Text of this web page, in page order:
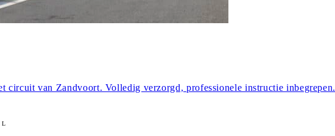
circuit van Zandvoort. Volledig verzorgd, professionele instructie inbegrepen.